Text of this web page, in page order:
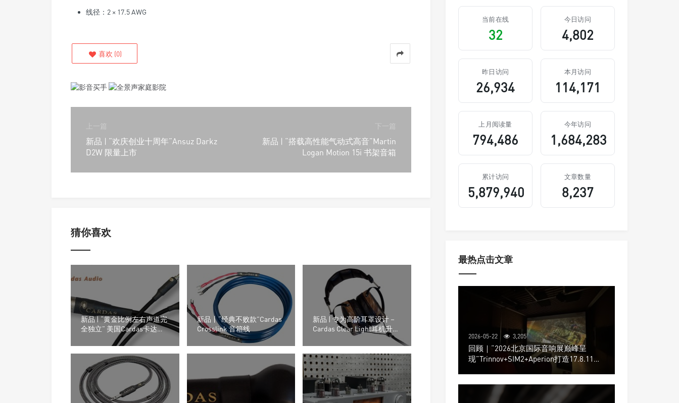
线径：2 × 17.5 AWG
喜欢 (0)
上一篇
新品 | “欢庆创业十周年”Ansuz Darkz
D2W 限量上市
下一篇
新品 | “搭载高性能气动式高音”Martin
Logan Motion 15i 书架音箱
猜你喜欢
新品 | “黄金比例左右声道完
全独立” 美国Cardas卡达时
Clear Reflection耳机线
新品丨“经典不败款”Cardas
Crosslink 音箱线
新品 | 专为高阶耳罩设计－
Cardas Clear Light耳机升级
当前在线
32
今日访问
4,802
昨日访问
26,934
本月访问
114,171
上月阅读量
794,486
今年访问
1,684,283
累计访问
5,879,940
文章数量
8,237
最热点击文章
2026-05-22 3,205
回顾｜“2026北京国际音响展巅峰呈
现”Trinnov+SIM2+Aperion打造17.8.11声